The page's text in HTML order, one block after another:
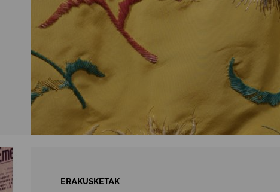
ERAKUSKETAK